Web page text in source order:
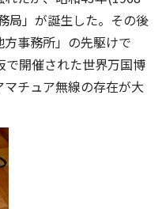
局」が誕生した。その後
事務所」の先駆けで
開催された世界万国博
チュア無線の存在が大